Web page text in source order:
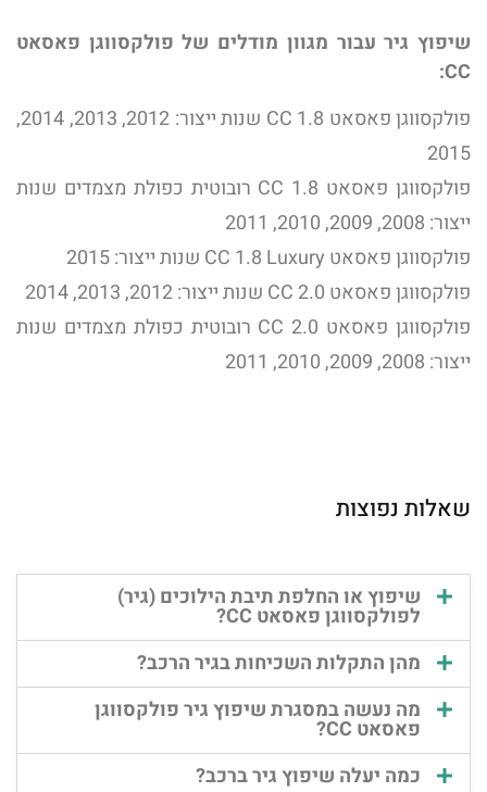
שיפוץ גיר עבור מגוון מודלים של פולקסווגן פאסאט
CC:
פולקסווגן פאסאט CC 1.8 שנות ייצור: 2012, 2013, 2014,
2015
פולקסווגן פאסאט CC 1.8 רובוטית כפולת מצמדים שנות
ייצור: 2008, 2009, 2010, 2011
פולקסווגן פאסאט CC 1.8 Luxury שנות ייצור: 2015
פולקסווגן פאסאט CC 2.0 שנות ייצור: 2012, 2013, 2014
פולקסווגן פאסאט CC 2.0 רובוטית כפולת מצמדים שנות
ייצור: 2008, 2009, 2010, 2011
שאלות נפוצות
שיפוץ או החלפת תיבת הילוכים (גיר)
לפולקסווגן פאסאט CC?
מהן התקלות השכיחות בגיר הרכב?
מה נעשה במסגרת שיפוץ גיר פולקסווגן
פאסאט CC?
כמה יעלה שיפוץ גיר ברכב?